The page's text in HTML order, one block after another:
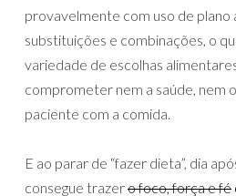
provavelmente com uso de
substituições e combinações, o
variedade de escolhas
comprometer nem a saúde, nem
paciente com a comida.
E ao parar de “fazer dieta”, dia
consegue trazero foco, força e fé